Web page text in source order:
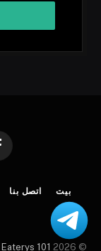
بيت اتصل بنا
© 2026 Designed by
Eaterys 101